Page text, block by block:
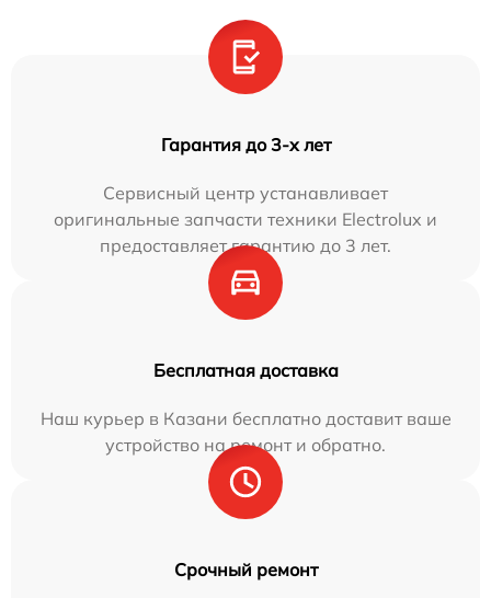
Гарантия до 3-х лет
Сервисный центр устанавливает
оригинальные запчасти техники Electrolux и
предоставляет гарантию до 3 лет.
Бесплатная доставка
Наш курьер в Казани бесплатно доставит ваше
устройство на ремонт и обратно.
Срочный ремонт